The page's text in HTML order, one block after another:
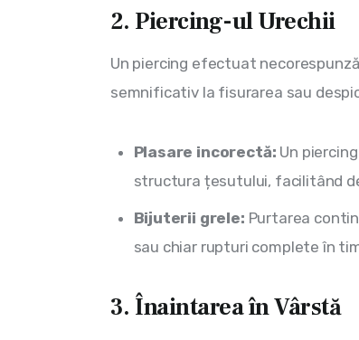
2. Piercing-ul Urechii
Un piercing efectuat
semnificativ la fisurarea sau
Plasare incorectă: Un
structura țesutului, facilitând
Bijuterii grele: Purtarea
sau chiar rupturi complete în
3. Înaintarea în Vârstă